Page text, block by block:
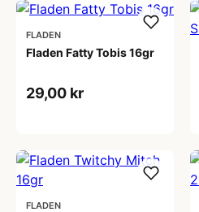
FLADEN
Fladen Fatty Tobis 16gr
29,00 kr
FLADEN